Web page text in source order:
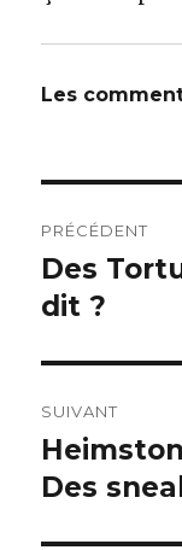
Les
de
l’article
PRÉCÉDENT
Article
précédent :
Des
dit ?
SUIVANT
Article
suivant :
Des